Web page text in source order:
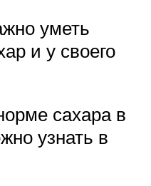
уметь
и у своего
сахара в
узнать в